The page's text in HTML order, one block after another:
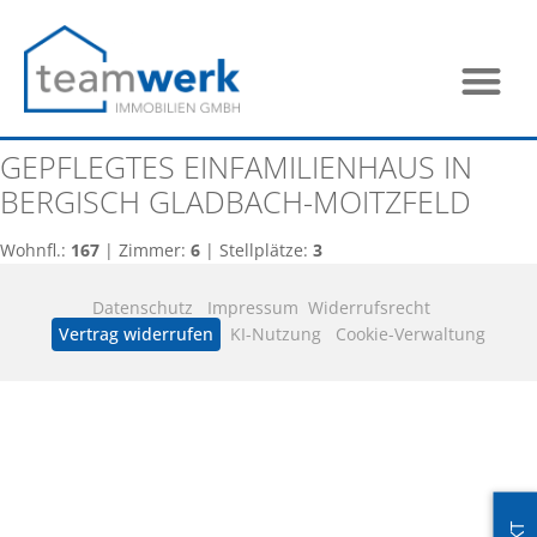
Datenschutz Impressum Widerrufsrecht
Vertrag widerrufen
KI-Nutzung Cookie-Verwaltung
GEPFLEGTES EINFAMILIENHAUS IN
BERGISCH GLADBACH-MOITZFELD
Wohnfl.: 167 | Zimmer: 6 | Stellplätze: 3